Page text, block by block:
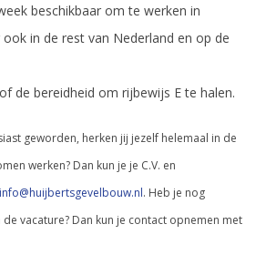
beschikbaar om te werken in
in de rest van Nederland en op de
de bereidheid om rijbewijs E te halen.
geworden, herken jij jezelf helemaal in de
werken? Dan kun je je C.V. en
info@huijbertsgevelbouw.nl. Heb je nog
vacature? Dan kun je contact opnemen met